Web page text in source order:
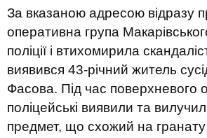
За вказаною адресою відразу
оперативна група
поліції і втихомирила
виявився 43-річний житель
Фасова. Під час поверхневого
поліцейські виявили та
предмет, що схожий на